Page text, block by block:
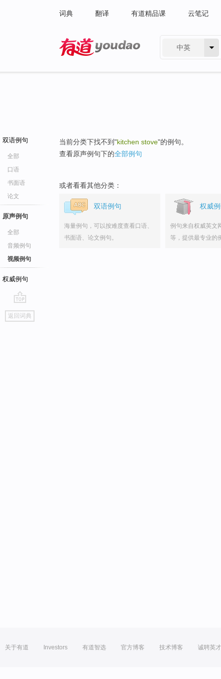
词典 翻译 有道精品课 云笔记
中英
双语例句
全部
口语
书面语
论文
原声例句
全部
音频例句
视频例句
权威例句
go
top
返回词典
当前分类下找不到"kitchen stove"的例句。
查看原声例句下的全部例句
或者看看其他分类：
双语例句
海量例句，可以按难度查看口语、
书面语、论文例句。
权威
例句来自权威英文
等，提供最专业的
关于有道 Investors 有道智选 官方博客 技术博客 诚聘英才